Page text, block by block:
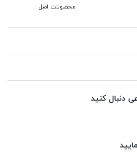
محصولات اصل
دنبال کنید